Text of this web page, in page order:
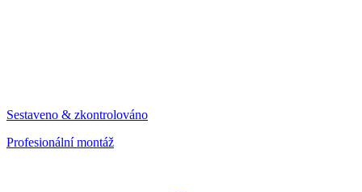
Sestaveno & zkontrolováno
Profesionální montáž